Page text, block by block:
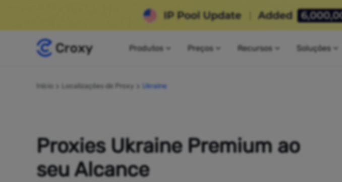
Produtos Preços Recursos Soluções
Início Localizações de Proxy Ukraine
Proxies Ukraine Premium ao
seu Alcance